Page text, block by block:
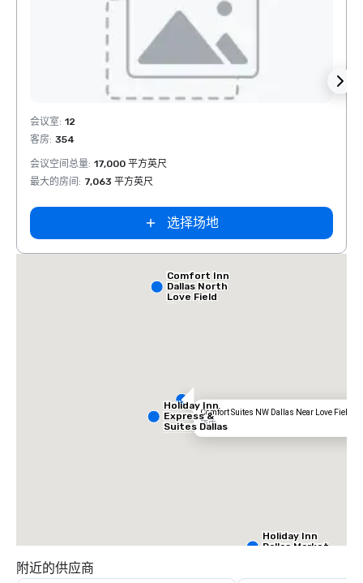
Removed from favorites
会议室: 12
客房: 354
会议空间总量: 17,000 平方英尺
最大的房间 : 7,063 平方英尺
选择场地
Comfort Suites NW Dallas Near Love Field
酒店
Holiday Inn
Dallas Market
Comfort Inn
Dallas North
Love Field
Airport
Holiday Inn
Express &
Suites Dallas
NW HWY - Love
附近的供应商